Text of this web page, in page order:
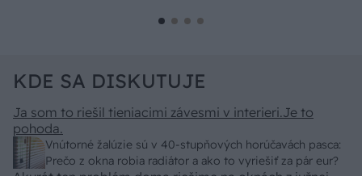
KDE SA DISKUTUJE
Vnútorné žalúzie sú v 40-stupňových horúčavách pasca:
Prečo z okna robia radiátor a ako to vyriešiť za pár eur?
Ja som to riešil tieniacimi závesmi v interieri.Je to
pohoda.